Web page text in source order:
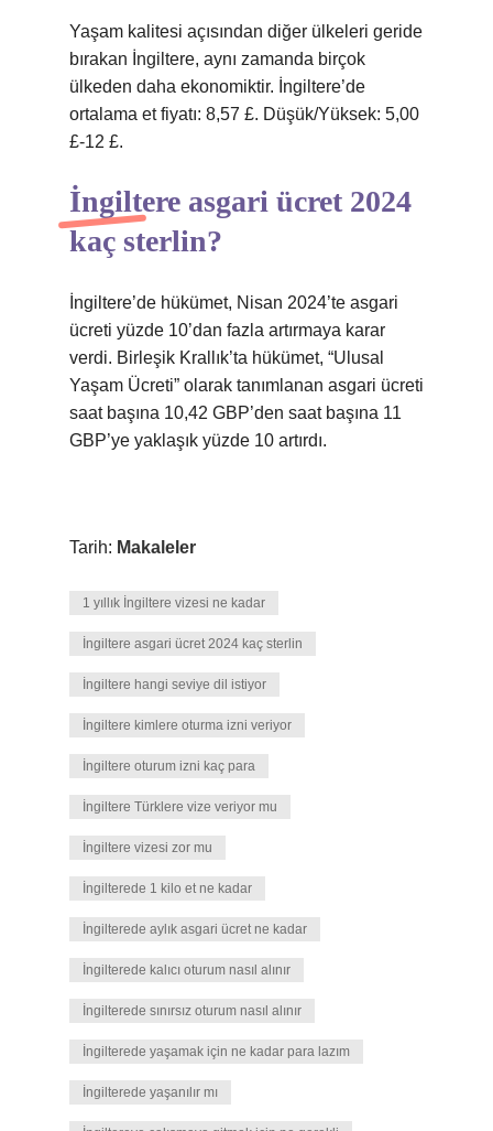
Yaşam kalitesi açısından diğer ülkeleri geride
bırakan İngiltere, aynı zamanda birçok
ülkeden daha ekonomiktir. İngiltere’de
ortalama et fiyatı: 8,57 £. Düşük/Yüksek: 5,00
£-12 £.
İngiltere asgari ücret 2024
kaç sterlin?
İngiltere’de hükümet, Nisan 2024’te asgari
ücreti yüzde 10’dan fazla artırmaya karar
verdi. Birleşik Krallık’ta hükümet, “Ulusal
Yaşam Ücreti” olarak tanımlanan asgari ücreti
saat başına 10,42 GBP’den saat başına 11
GBP’ye yaklaşık yüzde 10 artırdı.
Tarih: Makaleler
1 yıllık İngiltere vizesi ne kadar
İngiltere asgari ücret 2024 kaç sterlin
İngiltere hangi seviye dil istiyor
İngiltere kimlere oturma izni veriyor
İngiltere oturum izni kaç para
İngiltere Türklere vize veriyor mu
İngiltere vizesi zor mu
İngilterede 1 kilo et ne kadar
İngilterede aylık asgari ücret ne kadar
İngilterede kalıcı oturum nasıl alınır
İngilterede sınırsız oturum nasıl alınır
İngilterede yaşamak için ne kadar para lazım
İngilterede yaşanılır mı